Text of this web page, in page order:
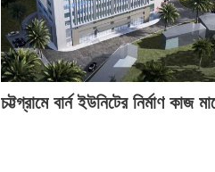
চট্টগ্রামে বার্ন ইউনিটের নির্মাণ কাজ